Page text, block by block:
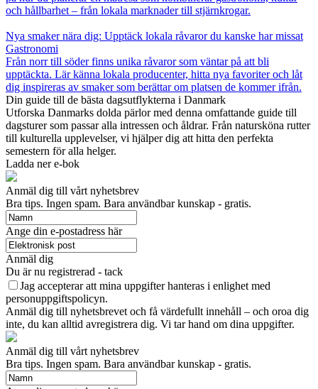
och hållbarhet – från lokala marknader till stjärnkrogar.
Nya smaker nära dig: Upptäck lokala råvaror du kanske har missat
Gastronomi
Från norr till söder finns unika råvaror som väntar på att bli
upptäckta. Lär känna lokala producenter, hitta nya favoriter och låt
dig inspireras av smaker som berättar om platsen de kommer ifrån.
Din guide till de bästa dagsutflykterna i Danmark
Utforska Danmarks dolda pärlor med denna omfattande guide till
dagsturer som passar alla intressen och åldrar. Från natursköna rutter
till kulturella upplevelser, vi hjälper dig att hitta den perfekta
semestern för alla helger.
Ladda ner e-bok
Anmäl dig till vårt nyhetsbrev
Bra tips. Ingen spam. Bara användbar kunskap - gratis.
Ange din e-postadress här
Anmäl dig
Du är nu registrerad - tack
Jag accepterar att mina uppgifter hanteras i enlighet med
personuppgiftspolicyn.
Anmäl dig till nyhetsbrevet och få värdefullt innehåll – och oroa dig
inte, du kan alltid avregistrera dig. Vi tar hand om dina uppgifter.
Anmäl dig till vårt nyhetsbrev
Bra tips. Ingen spam. Bara användbar kunskap - gratis.